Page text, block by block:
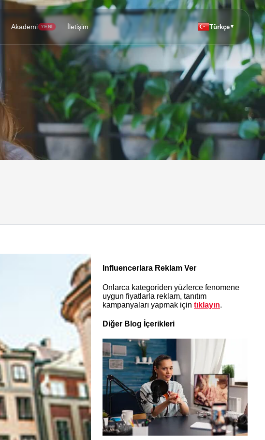
Akademi YENİ İletişim Türkçe▼
Influencerlara Reklam Ver
Onlarca kategoriden yüzlerce fenomene
uygun fiyatlarla reklam, tanıtım
kampanyaları yapmak için tıklayın.
Diğer Blog İçerikleri